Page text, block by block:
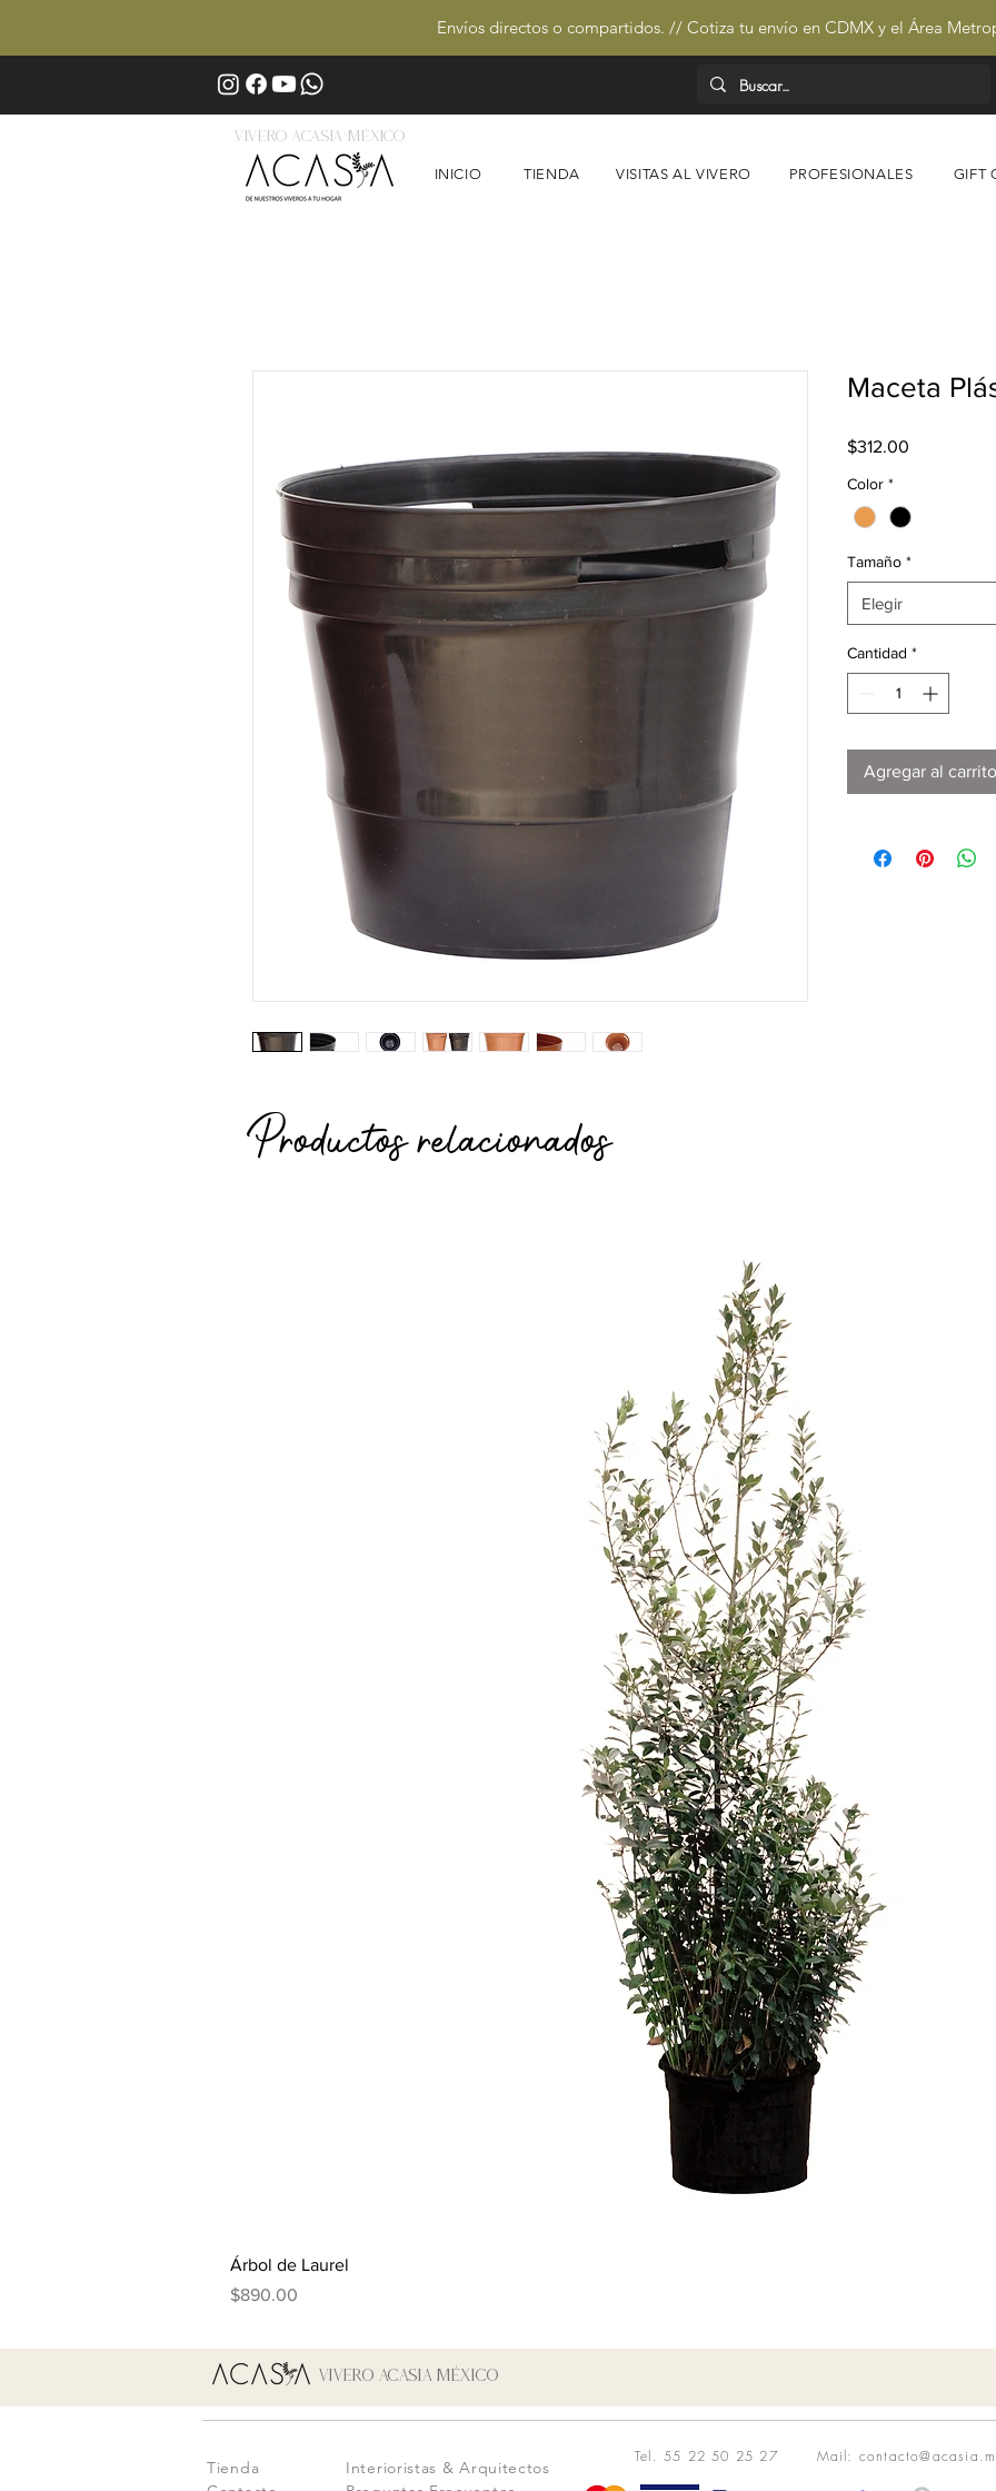
Envíos directos o compartidos. // Cotiza tu envío en CDMX y el Área
Vivero Acasia MÉxico
INICIO TIENDA VISITAS AL VIVERO PROFESIONALES GIFT
Maceta
$312.00
Color *
Tamaño *
Elegir
Cantidad *
Agregar al carrito
Productos relacionados
Árbol de Laurel
Precio
$890.00
Vivero Acasia MÉxico
Tienda
Interioristas & Arquitectos
Tel. 55 22 50 25 27 Mail: